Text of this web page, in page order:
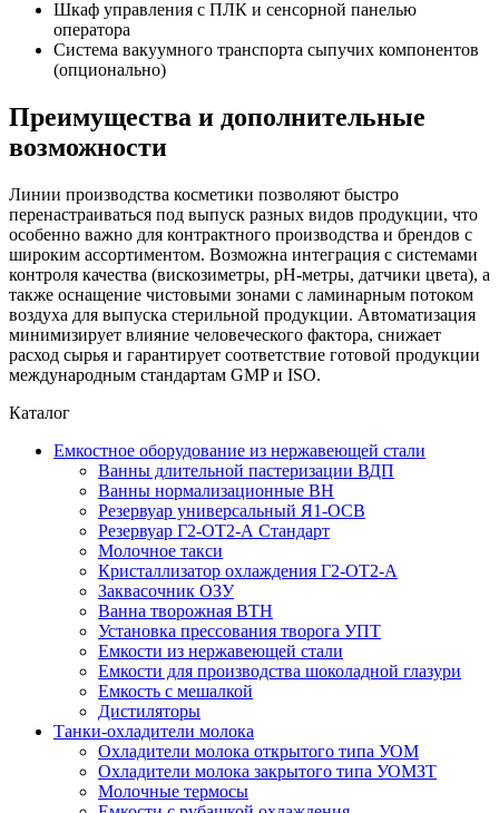
Шкаф управления с ПЛК и сенсорной панелью
оператора
Система вакуумного транспорта сыпучих компонентов
(опционально)
Преимущества и дополнительные
возможности
Линии производства косметики позволяют быстро
перенастраиваться под выпуск разных видов продукции, что
особенно важно для контрактного производства и брендов с
широким ассортиментом. Возможна интеграция с системами
контроля качества (вискозиметры, pH-метры, датчики цвета), а
также оснащение чистовыми зонами с ламинарным потоком
воздуха для выпуска стерильной продукции. Автоматизация
минимизирует влияние человеческого фактора, снижает
расход сырья и гарантирует соответствие готовой продукции
международным стандартам GMP и ISO.
Каталог
Емкостное оборудование из нержавеющей стали
Ванны длительной пастеризации ВДП
Ванны нормализационные ВН
Резервуар универсальный Я1-ОСВ
Резервуар Г2-ОТ2-А Стандарт
Молочное такси
Кристаллизатор охлаждения Г2-ОТ2-А
Заквасочник ОЗУ
Ванна творожная ВТН
Установка прессования творога УПТ
Емкости из нержавеющей стали
Емкости для производства шоколадной глазури
Емкость с мешалкой
Дистиляторы
Танки-охладители молока
Охладители молока открытого типа УОМ
Охладители молока закрытого типа УОМЗТ
Молочные термосы